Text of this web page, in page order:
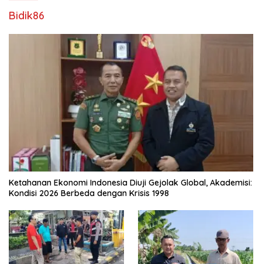
Bidik86
Ketahanan Ekonomi Indonesia Diuji Gejolak Global, Akademisi:
Kondisi 2026 Berbeda dengan Krisis 1998